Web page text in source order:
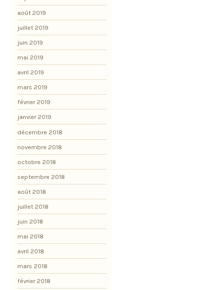
août 2019
juillet 2019
juin 2019
mai 2019
avril 2019
mars 2019
février 2019
janvier 2019
décembre 2018
novembre 2018
octobre 2018
septembre 2018
août 2018
juillet 2018
juin 2018
mai 2018
avril 2018
mars 2018
février 2018